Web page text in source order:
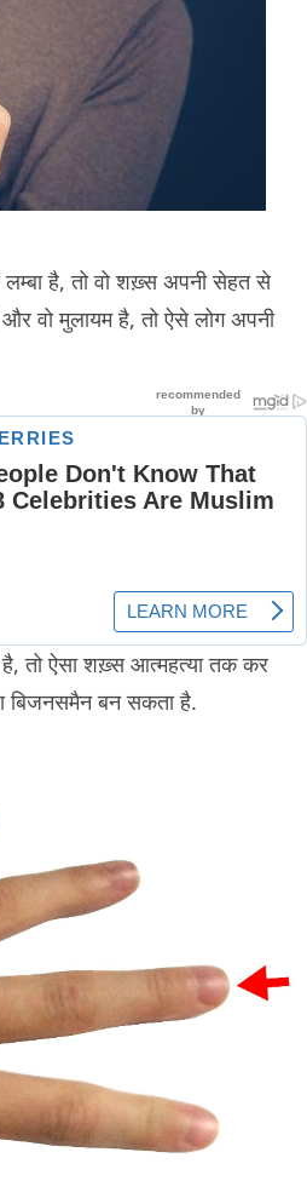
लम्बा है, तो वो शख़्स अपनी सेहत से
वो मुलायम है, तो ऐसे लोग अपनी
है, तो ऐसा शख़्स आत्महत्या तक कर
बिजनसमैन बन सकता है.